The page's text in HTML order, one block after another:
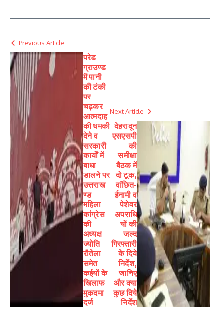
Previous Article
परेड
ग्राउण्ड
में पानी
की टंकी
पर
चढ़कर
आत्मदाह
की धमकी
देने व
सरकारी
कार्यों में
बाधा
डालने पर
उत्तराख
ण्ड
महिला
कांग्रेस
की
अध्यक्ष
ज्योति
रौतेला
समेत
कईयों के
खिलाफ
मुकदमा
दर्ज
Next Article
देहरादून
एसएसपी
की
समीक्षा
बैठक में
दो टूक,
वांछित-
ईनामी व
पेशेवर
अपराधि
यों की
जल्द
गिरफ्तारी
के दिये
निर्देश,
जानिए
और क्या
कुछ दिये
निर्देश